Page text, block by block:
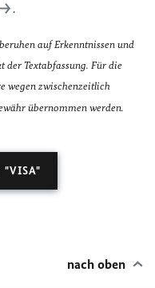
.
auf Erkenntnissen und
der Textabfassung. Für die
wegen zwischenzeitlich
übernommen werden.
"VISA"
nach oben